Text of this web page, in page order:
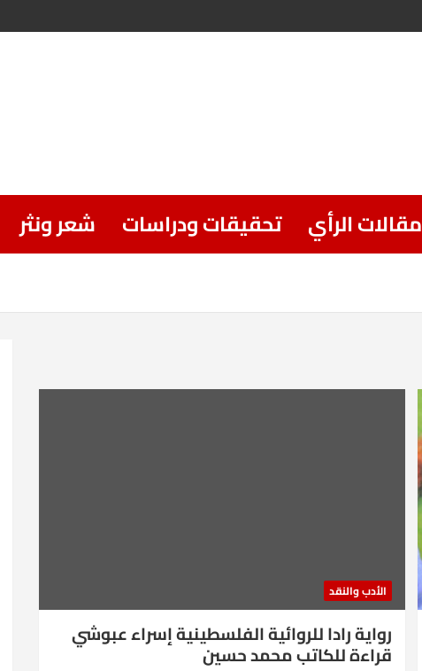
مقالات الرأي تحقيقات ودراسات شعر ونثر
الأدب والنقد
رواية رادا للروائية الفلسطينية إسراء عبوشي
قراءة للكاتب محمد حسين